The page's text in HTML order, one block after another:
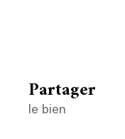
partager
le bien